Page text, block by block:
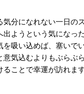
分になれない一日の
ようという気になっ
吸い込めば、塞いで
気込むよりもぶら
ことで幸運が訪れます